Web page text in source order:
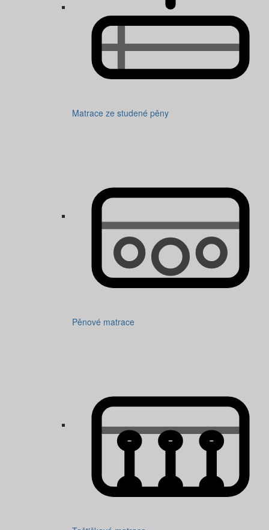
Matrace ze studené pěny
Pěnové matrace